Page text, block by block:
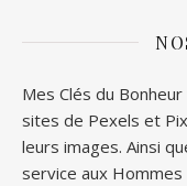
Mes Clés du
sites de Pexels et
leurs images. Ainsi
service aux